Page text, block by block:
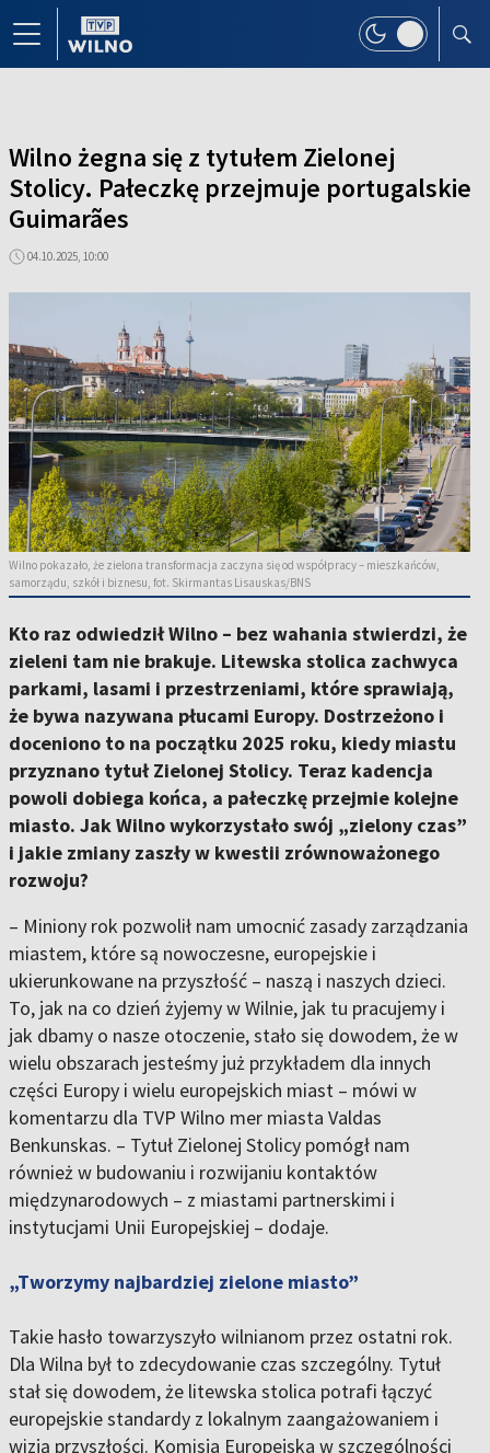
Wilno żegna się z tytułem Zielonej
Stolicy. Pałeczkę przejmuje portugalskie
Guimarães
04.10.2025, 10:00
Wilno pokazało, że zielona transformacja zaczyna się od współpracy – mieszkańców,
samorządu, szkół i biznesu, fot. Skirmantas Lisauskas/BNS
Kto raz odwiedził Wilno – bez wahania stwierdzi, że
zieleni tam nie brakuje. Litewska stolica zachwyca
parkami, lasami i przestrzeniami, które sprawiają,
że bywa nazywana płucami Europy. Dostrzeżono i
doceniono to na początku 2025 roku, kiedy miastu
przyznano tytuł Zielonej Stolicy. Teraz kadencja
powoli dobiega końca, a pałeczkę przejmie kolejne
miasto. Jak Wilno wykorzystało swój „zielony czas”
i jakie zmiany zaszły w kwestii zrównoważonego
rozwoju?
– Miniony rok pozwolił nam umocnić zasady zarządzania
miastem, które są nowoczesne, europejskie i
ukierunkowane na przyszłość – naszą i naszych dzieci.
To, jak na co dzień żyjemy w Wilnie, jak tu pracujemy i
jak dbamy o nasze otoczenie, stało się dowodem, że w
wielu obszarach jesteśmy już przykładem dla innych
części Europy i wielu europejskich miast – mówi w
komentarzu dla TVP Wilno mer miasta Valdas
Benkunskas. – Tytuł Zielonej Stolicy pomógł nam
również w budowaniu i rozwijaniu kontaktów
międzynarodowych – z miastami partnerskimi i
instytucjami Unii Europejskiej – dodaje.
„Tworzymy najbardziej zielone miasto”
Takie hasło towarzyszyło wilnianom przez ostatni rok.
Dla Wilna był to zdecydowanie czas szczególny. Tytuł
stał się dowodem, że litewska stolica potrafi łączyć
europejskie standardy z lokalnym zaangażowaniem i
wizją przyszłości. Komisja Europejska w szczególności